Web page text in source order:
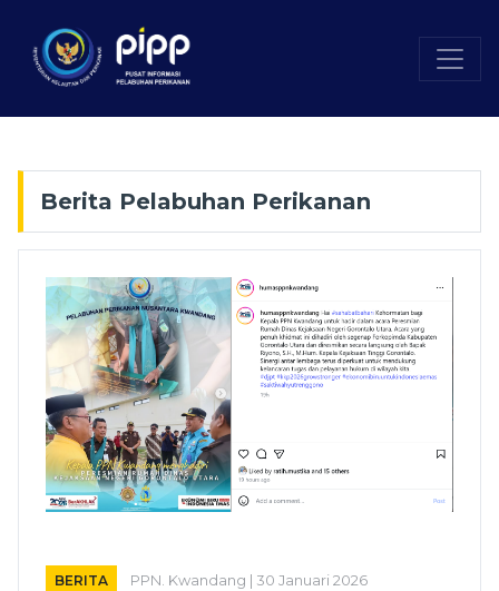
Berita Pelabuhan Perikanan
BERITA PPN. Kwandang | 30 Januari 2026